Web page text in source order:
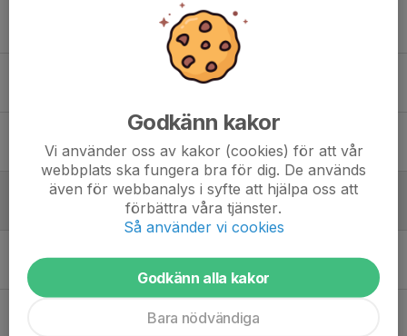
Öppna Träningar till U17 och U21
Skadevi Cup 2025
3 jun 2025 1
Föräldrarmöte
23 maj 2025 0
1
Sista veckan för försäljning av Newbody
Godkänn kakor
Vi använder oss av kakor (cookies) för att vår
webbplats ska fungera bra för dig. De används
även för webbanalys i syfte att hjälpa oss att
förbättra våra tjänster.
Så använder vi cookies
Godkänn alla kakor
Bara nödvändiga